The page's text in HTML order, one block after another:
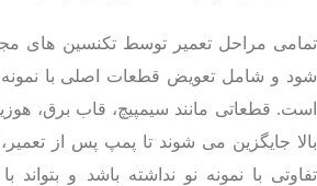
تمامی مراحل تعمیر توسط تکنسین های
شود و شامل تعویض قطعات اصلی با نمونه
است. قطعاتی مانند سیمپیچ، قاب برق،
بالا جایگزین می شوند تا پمپ پس از
تفاوتی با نمونه نو نداشته باشد و بتواند